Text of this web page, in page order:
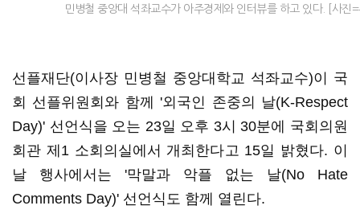
민병철 중앙대 석좌교수가 아주경제와 인터뷰를 하고 있다. [사
선플재단(이사장 민병철 중앙대학교 석좌교수)이 국
회 선플위원회와 함께 '외국인 존중의 날(K-Respect
Day)' 선언식을 오는 23일 오후 3시 30분에 국회의원
회관 제1 소회의실에서 개최한다고 15일 밝혔다. 이
날 행사에서는 '막말과 악플 없는 날(No Hate
Comments Day)' 선언식도 함께 열린다.